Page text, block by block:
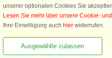
unserer optionalen Cookies Sie
Lesen Sie mehr über unsere Cookie-
Ihre Einwilligung auch hier widerrufen.
Notwendige: Diese Cookies tragen
funktioniert, indem sie grundlegende
Ausgewählte zulassen